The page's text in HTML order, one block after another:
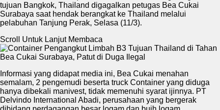
tujuan Bangkok, Thailand digagalkan petugas Bea Cukai
Surabaya saat hendak berangkat ke Thailand melalui
pelabuhan Tanjung Perak, Selasa (11/3).
Scroll Untuk Lanjut Membaca
Informasi yang didapat media ini, Bea Cukai menahan
semalam, 2 pengemudi beserta truck Container yang diduga
hanya dibekali manivest, tidak memenuhi syarat ijinnya. PT
Delvindo International Abadi, perusahaan yang bergerak